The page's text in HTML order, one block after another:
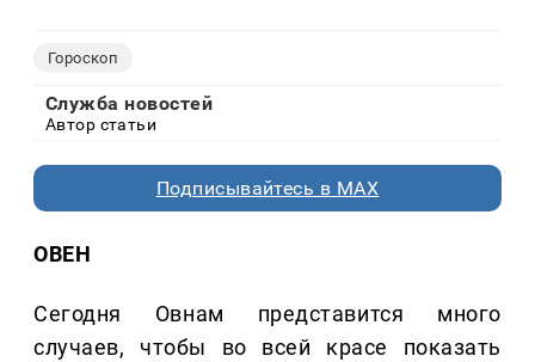
Гороскоп
Служба новостей
Автор статьи
Подписывайтесь в MAX
ОВЕН
Сегодня Овнам представится много
случаев, чтобы во всей красе показать